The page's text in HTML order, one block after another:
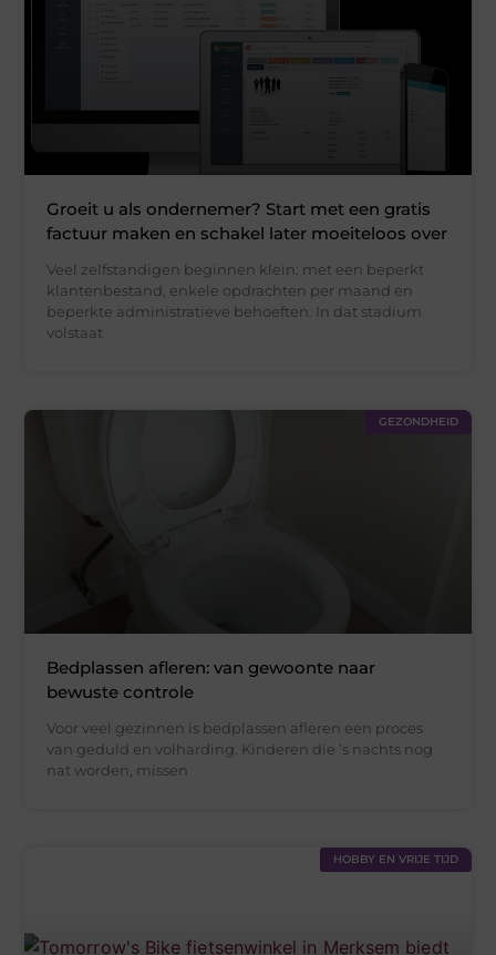
Groeit u als ondernemer? Start met een gratis
factuur maken en schakel later moeiteloos over
Veel zelfstandigen beginnen klein: met een beperkt
klantenbestand, enkele opdrachten per maand en
beperkte administratieve behoeften. In dat stadium
volstaat
GEZONDHEID
Bedplassen afleren: van gewoonte naar
bewuste controle
Voor veel gezinnen is bedplassen afleren een proces
van geduld en volharding. Kinderen die ’s nachts nog
nat worden, missen
HOBBY EN VRIJE TIJD